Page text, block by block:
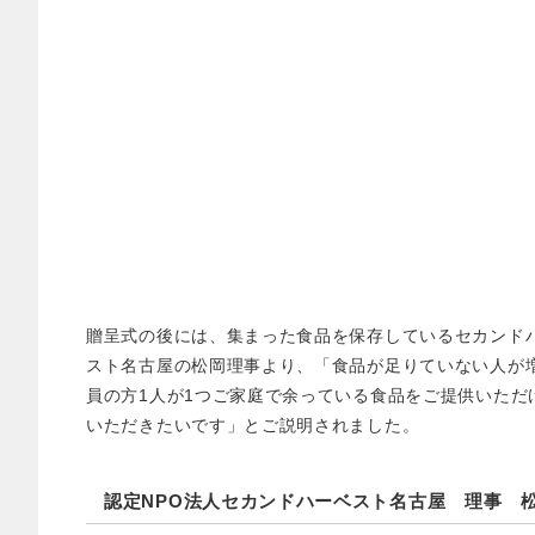
贈呈式の後には、集まった食品を保存しているセカン
スト名古屋の松岡理事より、「食品が足りていない人
員の方1人が1つご家庭で余っている食品をご提供いた
いただきたいです」とご説明されました。
認定NPO法人セカンドハーベスト名古屋 理事